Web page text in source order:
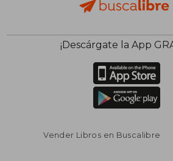
¡Descárgate la App
Vender Libros en Buscalibre